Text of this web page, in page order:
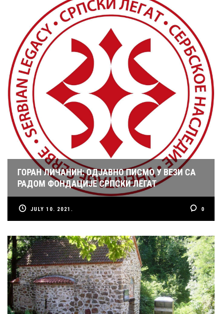
ГОРАН ЛИЧАНИН: ОДЈАВНО ПИСМО У ВЕЗИ СА
РАДОМ ФОНДАЦИЈЕ СРПСКИ ЛЕГАТ
JULY 10. 2021. 0